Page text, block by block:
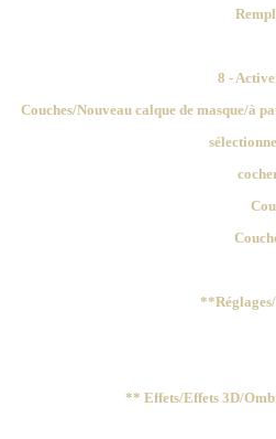
8 -
Couches/Nouveau calque de masque/à
** Effets/Effets 3D/